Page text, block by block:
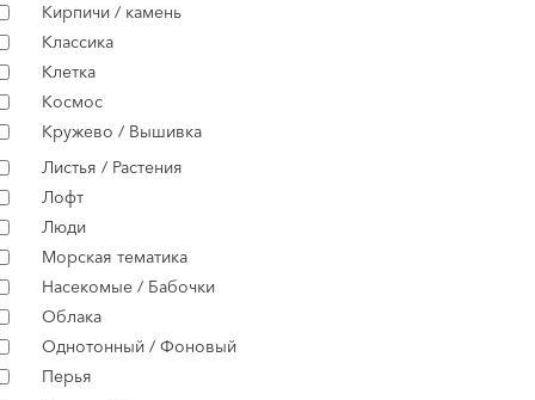
Кирпичи / камень
Классика
Клетка
Космос
Кружево / Вышивка
Листья / Растения
Лофт
Люди
Морская тематика
Насекомые / Бабочки
Облака
Однотонный / Фоновый
Перья